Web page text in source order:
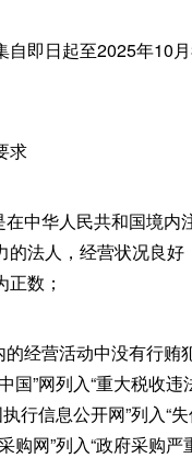
自即日起至2025年10
求
在中华人民共和国境内
的法人，经营状况良好
数；
经营活动中没有行贿
国”网列入“重大税收
行信息公开网”列入“失
购网”列入“政府采购